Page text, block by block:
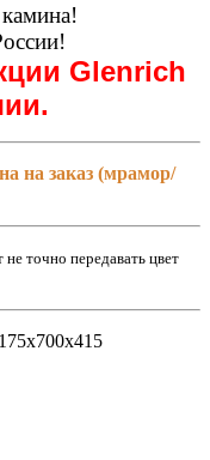
Glenrich
на заказ (мрамор/
не точно передавать цвет